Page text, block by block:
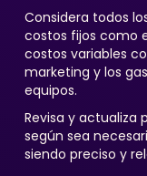
Considera todos
costos fijos como
costos variables
marketing y los
equipos.
Revisa y actualiza
según sea
siendo preciso y